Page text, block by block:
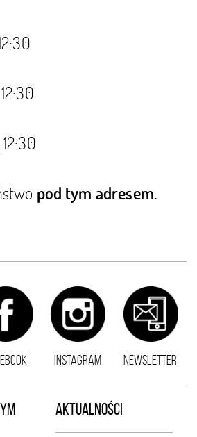
pod tym adresem.
INSTAGRAM NEWSLETTER
AKTUALNOŚCI